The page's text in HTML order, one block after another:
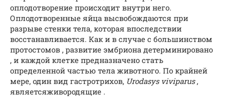
оплодотворение происходит внутри него.
Оплодотворенные яйца высвобождаются при
разрыве стенки тела, которая впоследствии
восстанавливается. Как и в случае с большинством
протостомов , развитие эмбриона детерминировано
, и каждой клетке предназначено стать
определенной частью тела животного. По крайней
мере, один вид гастротрихов, Urodasys viviparus,
являетсяживородящие .